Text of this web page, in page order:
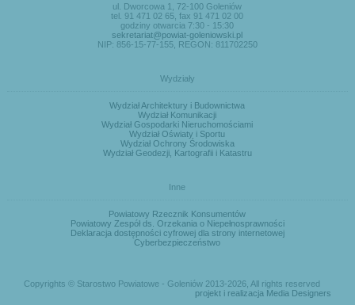
ul. Dworcowa 1, 72-100 Goleniów
tel. 91 471 02 65, fax 91 471 02 00
godziny otwarcia 7:30 - 15:30
sekretariat@powiat-goleniowski.pl
NIP: 856-15-77-155, REGON: 811702250
Wydziały
Wydział Architektury i Budownictwa
Wydział Komunikacji
Wydział Gospodarki Nieruchomościami
Wydział Oświaty i Sportu
Wydział Ochrony Środowiska
Wydział Geodezji, Kartografii i Katastru
Inne
Powiatowy Rzecznik Konsumentów
Powiatowy Zespół ds. Orzekania o Niepełnosprawności
Deklaracja dostępności cyfrowej dla strony internetowej
Cyberbezpieczeństwo
Copyrights © Starostwo Powiatowe - Goleniów 2013-2026, All rights reserved
projekt i realizacja Media Designers